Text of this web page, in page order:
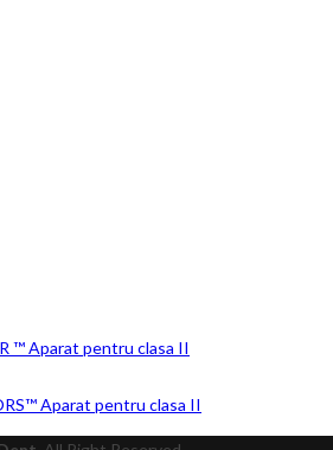
™ Aparat pentru clasa II
Aparat pentru clasa II